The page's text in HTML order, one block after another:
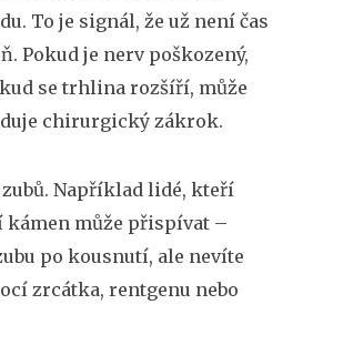
To je signál, že už není čas
Pokud je nerv poškozený,
se trhlina rozšíří, může
chirurgický zákrok.
Například lidé, kteří
kámen může přispívat –
po kousnutí, ale nevíte
zrcátka, rentgenu nebo